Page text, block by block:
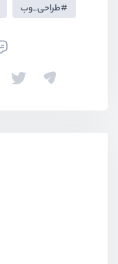
طراحی_وب